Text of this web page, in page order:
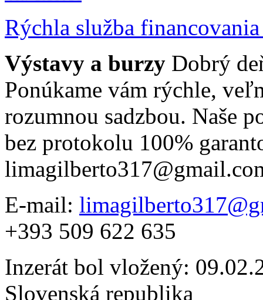
Rýchla služba
Výstavy a burzy Dobrý
Ponúkame vám rýchle,
rozumnou sadzbou. Naše
bez protokolu 100%
E-mail:
+393 509 622 635
Inzerát bol vložený:
Slovenská republika